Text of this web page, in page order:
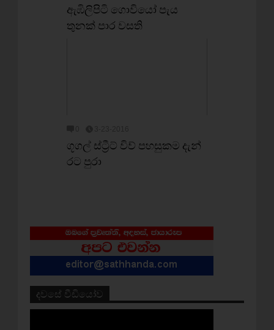
ඇඹිලිපිටි ගොවියෝ පැය
තුනක් පාර වසති
ගූගල් ස්ට්‍රීට් විව් පහසුකම දැන්
රට පුරා
දවසේ වීඩියෝව